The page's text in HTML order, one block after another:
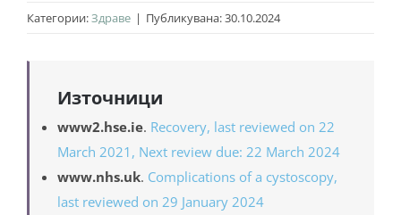
проблеми с изпразването му, кървене и други.
Категории:Здраве | Публикувана: 30.10.2024
Източници
www2.hse.ie. Recovery, last reviewed on 22
March 2021, Next review due: 22 March 2024
www.nhs.uk. Complications of a cystoscopy,
last reviewed on 29 January 2024